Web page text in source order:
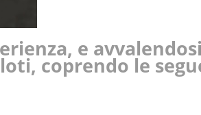
e
coprendo le